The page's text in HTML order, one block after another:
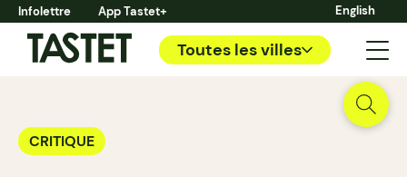
Infolettre App Tastet+ English
Toutes les villes
CRITIQUE